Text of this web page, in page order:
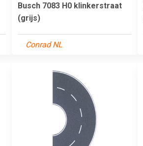
Busch 7083 H0 klinkerstraat
(grijs)
Conrad NL